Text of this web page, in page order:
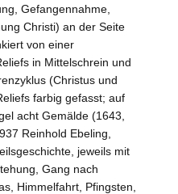
Gefangennahme,
Christi) an der Seite
von einer
in Mittelschrein und
(Christus und
farbig gefasst; auf
acht Gemälde (1643,
Reinhold Ebeling,
jeweils mit
Gang nach
Himmelfahrt, Pfingsten,